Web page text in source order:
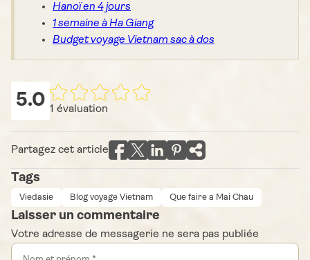
Hanoï en 4 jours
1 semaine à Ha Giang
Budget voyage Vietnam sac à dos
5.0 1 évaluation
Partagez cet article
Tags
Viedasie Blog voyage Vietnam Que faire a Mai Chau
Laisser un commentaire
Votre adresse de messagerie ne sera pas publiée